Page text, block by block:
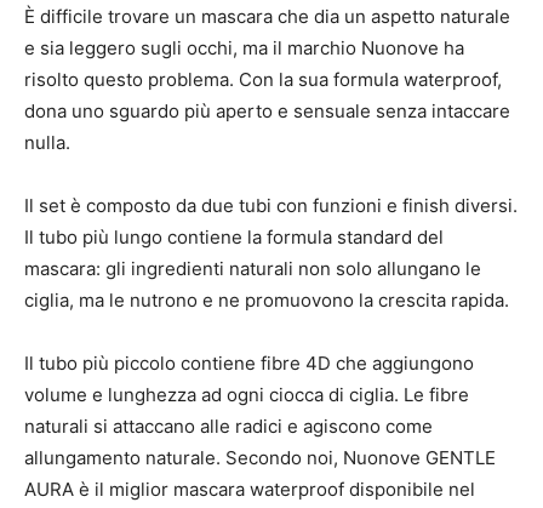
È difficile trovare un mascara che dia un aspetto naturale
e sia leggero sugli occhi, ma il marchio Nuonove ha
risolto questo problema. Con la sua formula waterproof,
dona uno sguardo più aperto e sensuale senza intaccare
nulla.
Il set è composto da due tubi con funzioni e finish diversi.
Il tubo più lungo contiene la formula standard del
mascara: gli ingredienti naturali non solo allungano le
ciglia, ma le nutrono e ne promuovono la crescita rapida.
Il tubo più piccolo contiene fibre 4D che aggiungono
volume e lunghezza ad ogni ciocca di ciglia. Le fibre
naturali si attaccano alle radici e agiscono come
allungamento naturale. Secondo noi, Nuonove GENTLE
AURA è il miglior mascara waterproof disponibile nel